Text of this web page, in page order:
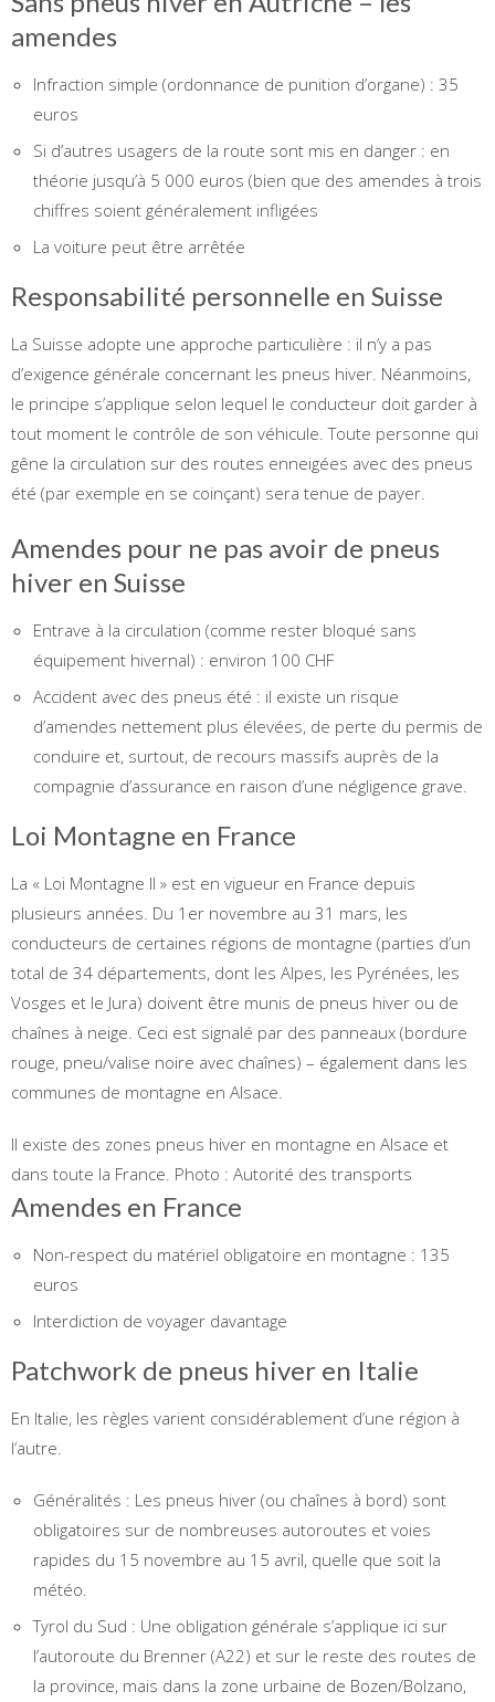
amendes
Infraction simple (ordonnance de punition d’organe) : 35
euros
Si d’autres usagers de la route sont mis en danger : en
théorie jusqu’à 5 000 euros (bien que des amendes à trois
chiffres soient généralement infligées
La voiture peut être arrêtée
Responsabilité personnelle en Suisse
La Suisse adopte une approche particulière : il n’y a pas
d’exigence générale concernant les pneus hiver. Néanmoins,
le principe s’applique selon lequel le conducteur doit garder à
tout moment le contrôle de son véhicule. Toute personne qui
gêne la circulation sur des routes enneigées avec des pneus
été (par exemple en se coinçant) sera tenue de payer.
Amendes pour ne pas avoir de pneus
hiver en Suisse
Entrave à la circulation (comme rester bloqué sans
équipement hivernal) : environ 100 CHF
Accident avec des pneus été : il existe un risque
d’amendes nettement plus élevées, de perte du permis de
conduire et, surtout, de recours massifs auprès de la
compagnie d’assurance en raison d’une négligence grave.
Loi Montagne en France
La « Loi Montagne II » est en vigueur en France depuis
plusieurs années. Du 1er novembre au 31 mars, les
conducteurs de certaines régions de montagne (parties d’un
total de 34 départements, dont les Alpes, les Pyrénées, les
Vosges et le Jura) doivent être munis de pneus hiver ou de
chaînes à neige. Ceci est signalé par des panneaux (bordure
rouge, pneu/valise noire avec chaînes) – également dans les
communes de montagne en Alsace.
Il existe des zones pneus hiver en montagne en Alsace et
dans toute la France. Photo : Autorité des transports
Amendes en France
Non-respect du matériel obligatoire en montagne : 135
euros
Interdiction de voyager davantage
Patchwork de pneus hiver en Italie
En Italie, les règles varient considérablement d’une région à
l’autre.
Généralités : Les pneus hiver (ou chaînes à bord) sont
obligatoires sur de nombreuses autoroutes et voies
rapides du 15 novembre au 15 avril, quelle que soit la
météo.
Tyrol du Sud : Une obligation générale s’applique ici sur
l’autoroute du Brenner (A22) et sur le reste des routes de
la province, mais dans la zone urbaine de Bozen/Bolzano,